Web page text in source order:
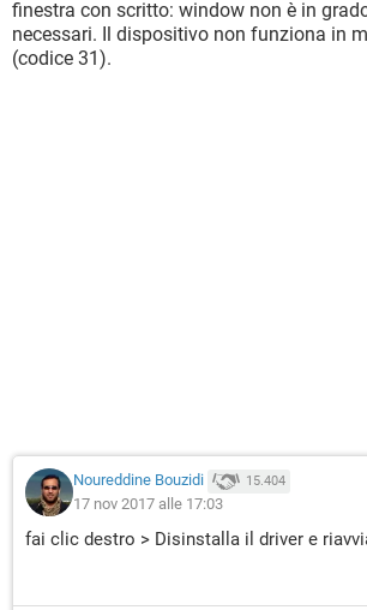
finestra con scritto: window non è in
necessari. Il dispositivo non funziona in
(codice 31).
Noureddine Bouzidi 15.404
17 nov 2017 alle 17:03
fai clic destro > Disinstalla il driver e